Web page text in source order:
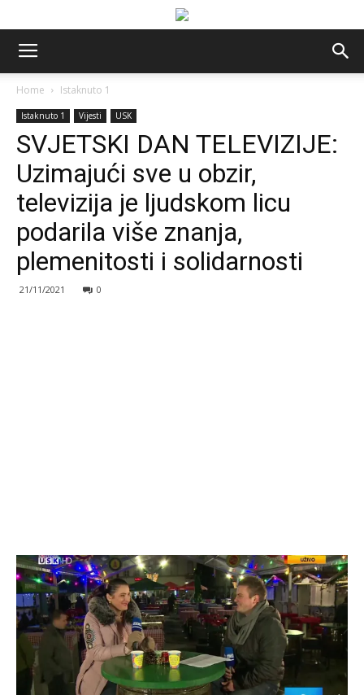
Home Istaknuto 1
Istaknuto 1 Vijesti USK
SVJETSKI DAN TELEVIZIJE:
Uzimajući sve u obzir,
televizija je ljudskom licu
podarila više znanja,
plemenitosti i solidarnosti
21/11/2021 0